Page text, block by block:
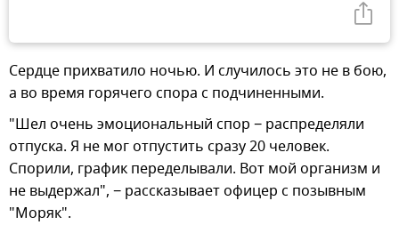
Сердце прихватило ночью. И случилось это не в бою,
а во время горячего спора с подчиненными.
"Шел очень эмоциональный спор − распределяли
отпуска. Я не мог отпустить сразу 20 человек.
Спорили, график переделывали. Вот мой организм и
не выдержал", − рассказывает офицер с позывным
"Моряк".